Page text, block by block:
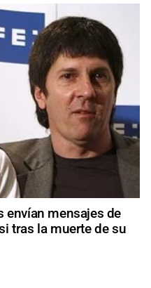
envían mensajes de
tras la muerte de su